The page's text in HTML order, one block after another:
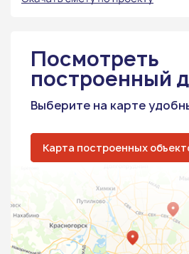
Посмотреть
построенный
Выберите на карте
Карта построенных